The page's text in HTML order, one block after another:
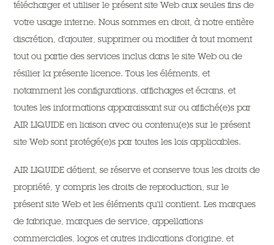
télécharger et utiliser le présent site Web aux seules fins de
votre usage interne. Nous sommes en droit, à notre entière
discrétion, d'ajouter, supprimer ou modifier à tout moment
tout ou partie des services inclus dans le site Web ou de
résilier la présente licence. Tous les éléments, et
notamment les configurations, affichages et écrans, et
toutes les informations apparaissant sur ou affiché(e)s par
AIR LIQUIDE en liaison avec ou contenu(e)s sur le présent
site Web sont protégé(e)s par toutes les lois applicables.
AIR LIQUIDE détient, se réserve et conserve tous les droits de
propriété, y compris les droits de reproduction, sur le
présent site Web et les éléments qu'il contient. Les marques
de fabrique, marques de service, appellations
commerciales, logos et autres indications d'origine, et